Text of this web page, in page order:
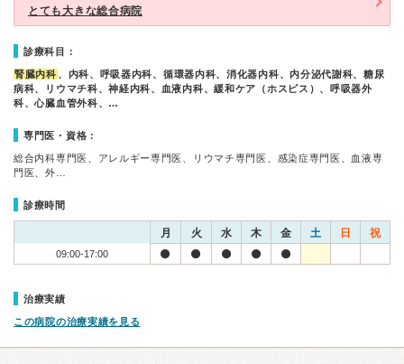
とても大きな総合病院
診療科目：
腎臓内科 、内科、呼吸器内科、循環器内科、消化器内科、内分泌代謝科、糖尿
病科、リウマチ科、神経内科、血液内科、緩和ケア（ホスピス）、呼吸器外
科、心臓血管外科、…
専門医・資格：
総合内科専門医、アレルギー専門医、リウマチ専門医、感染症専門医、血液専
門医、外…
診療時間
月 火 水 木 金 土 日 祝
09:00-17:00
治療実績
この病院の治療実績を見る